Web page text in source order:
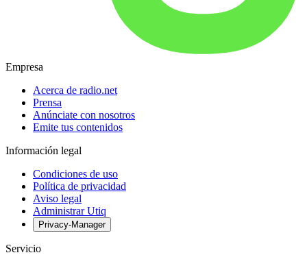
Empresa
Acerca de radio.net
Prensa
Anúnciate con nosotros
Emite tus contenidos
Información legal
Condiciones de uso
Política de privacidad
Aviso legal
Administrar Utiq
Privacy-Manager
Servicio